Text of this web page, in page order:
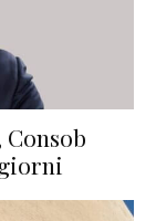
Consob